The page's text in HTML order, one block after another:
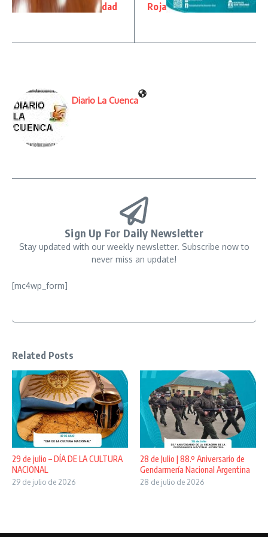
dad
Roja
Diario La Cuenca
Sign Up For Daily Newsletter
Stay updated with our weekly newsletter. Subscribe now to
never miss an update!
[mc4wp_form]
Related Posts
29 de julio – DÍA DE LA CULTURA
NACIONAL
29 de julio de 2026
28 de Julio | 88.º Aniversario de
Gendarmería Nacional Argentina
28 de julio de 2026